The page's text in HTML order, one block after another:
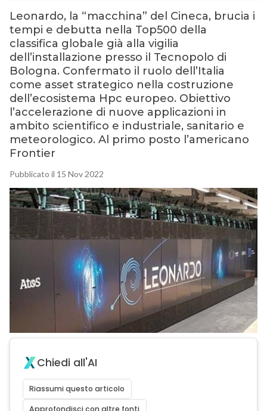
Leonardo, la “macchina” del Cineca, brucia i
tempi e debutta nella Top500 della
classifica globale già alla vigilia
dell’installazione presso il Tecnopolo di
Bologna. Confermato il ruolo dell’Italia
come asset strategico nella costruzione
dell’ecosistema Hpc europeo. Obiettivo
l’accelerazione di nuove applicazioni in
ambito scientifico e industriale, sanitario e
meteorologico. Al primo posto l’americano
Frontier
Pubblicato il 15 Nov 2022
Chiedi all'AI
Riassumi questo articolo